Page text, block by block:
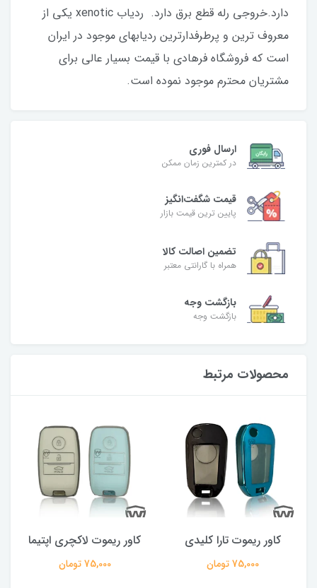
دارد.خروجی رله قطع برق دارد. ردیاب xenotic یکی از
معروف ترین و پرطرفدارترین ردیابهای موجود در ایران
است که فروشگاه فرهادی با قیمت بسیار عالی برای
مشتریان محترم موجود نموده است.
ارسال فوری
در کمترین زمان ممکن
قیمت شگفت‌انگیز
پایین ترین قیمت بازار
تضمین اصالت کالا
همراه با گارانتی معتبر
بازگشت وجه
بازگشت وجه
محصولات مرتبط
کاور ریموت تارا کلیدی
75,000 تومان
کاور ریموت لاکچری اپتیما
75,000 تومان